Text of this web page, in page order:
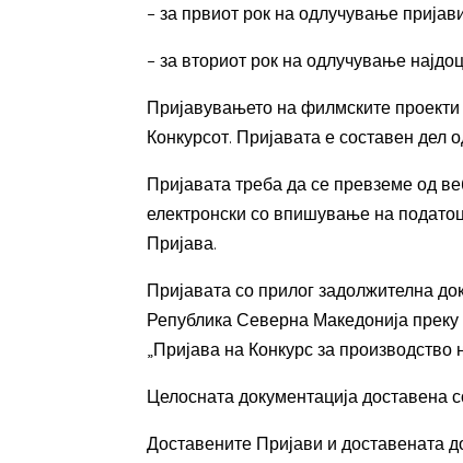
– за првиот рок на одлучување
– за вториот рок на одлучување
Пријавувањето на филмските
Конкурсот. Пријавата е составен дел
Пријавата треба да се превземе од
електронски со впишување на
Пријава.
Пријавата со прилог задолжителна
Република Северна Македонија
„Пријава на Конкурс за
Целосната документација доставена
Доставените Пријави и доставената